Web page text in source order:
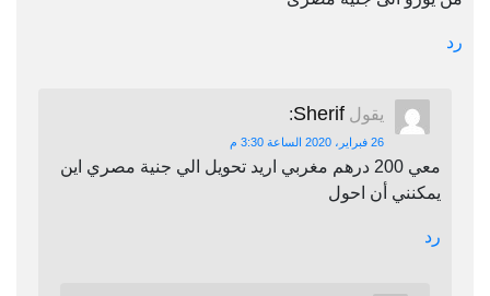
رد
يقول Sherif
:
26 فبراير، 2020 الساعة 3:30 م
معي 200 درهم مغربي اريد تحويل الي جنية مصري اين
يمكنني أن احول
رد